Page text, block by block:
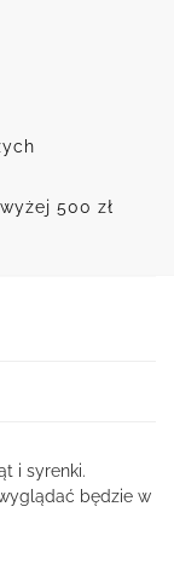
500 zł
i syrenki.
będzie w